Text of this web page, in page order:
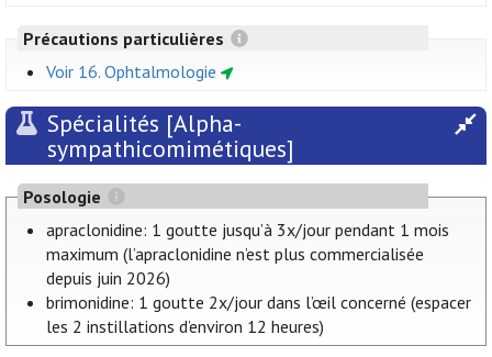
Précautions particulières
Voir 16. Ophtalmologie
Spécialités [Alpha-
sympathicomimétiques]
Posologie
apraclonidine: 1 goutte jusqu’à 3x/jour pendant 1 mois
maximum (l’apraclonidine n’est plus commercialisée
depuis juin 2026)
brimonidine: 1 goutte 2x/jour dans l’œil concerné (espacer
les 2 instillations d’environ 12 heures)